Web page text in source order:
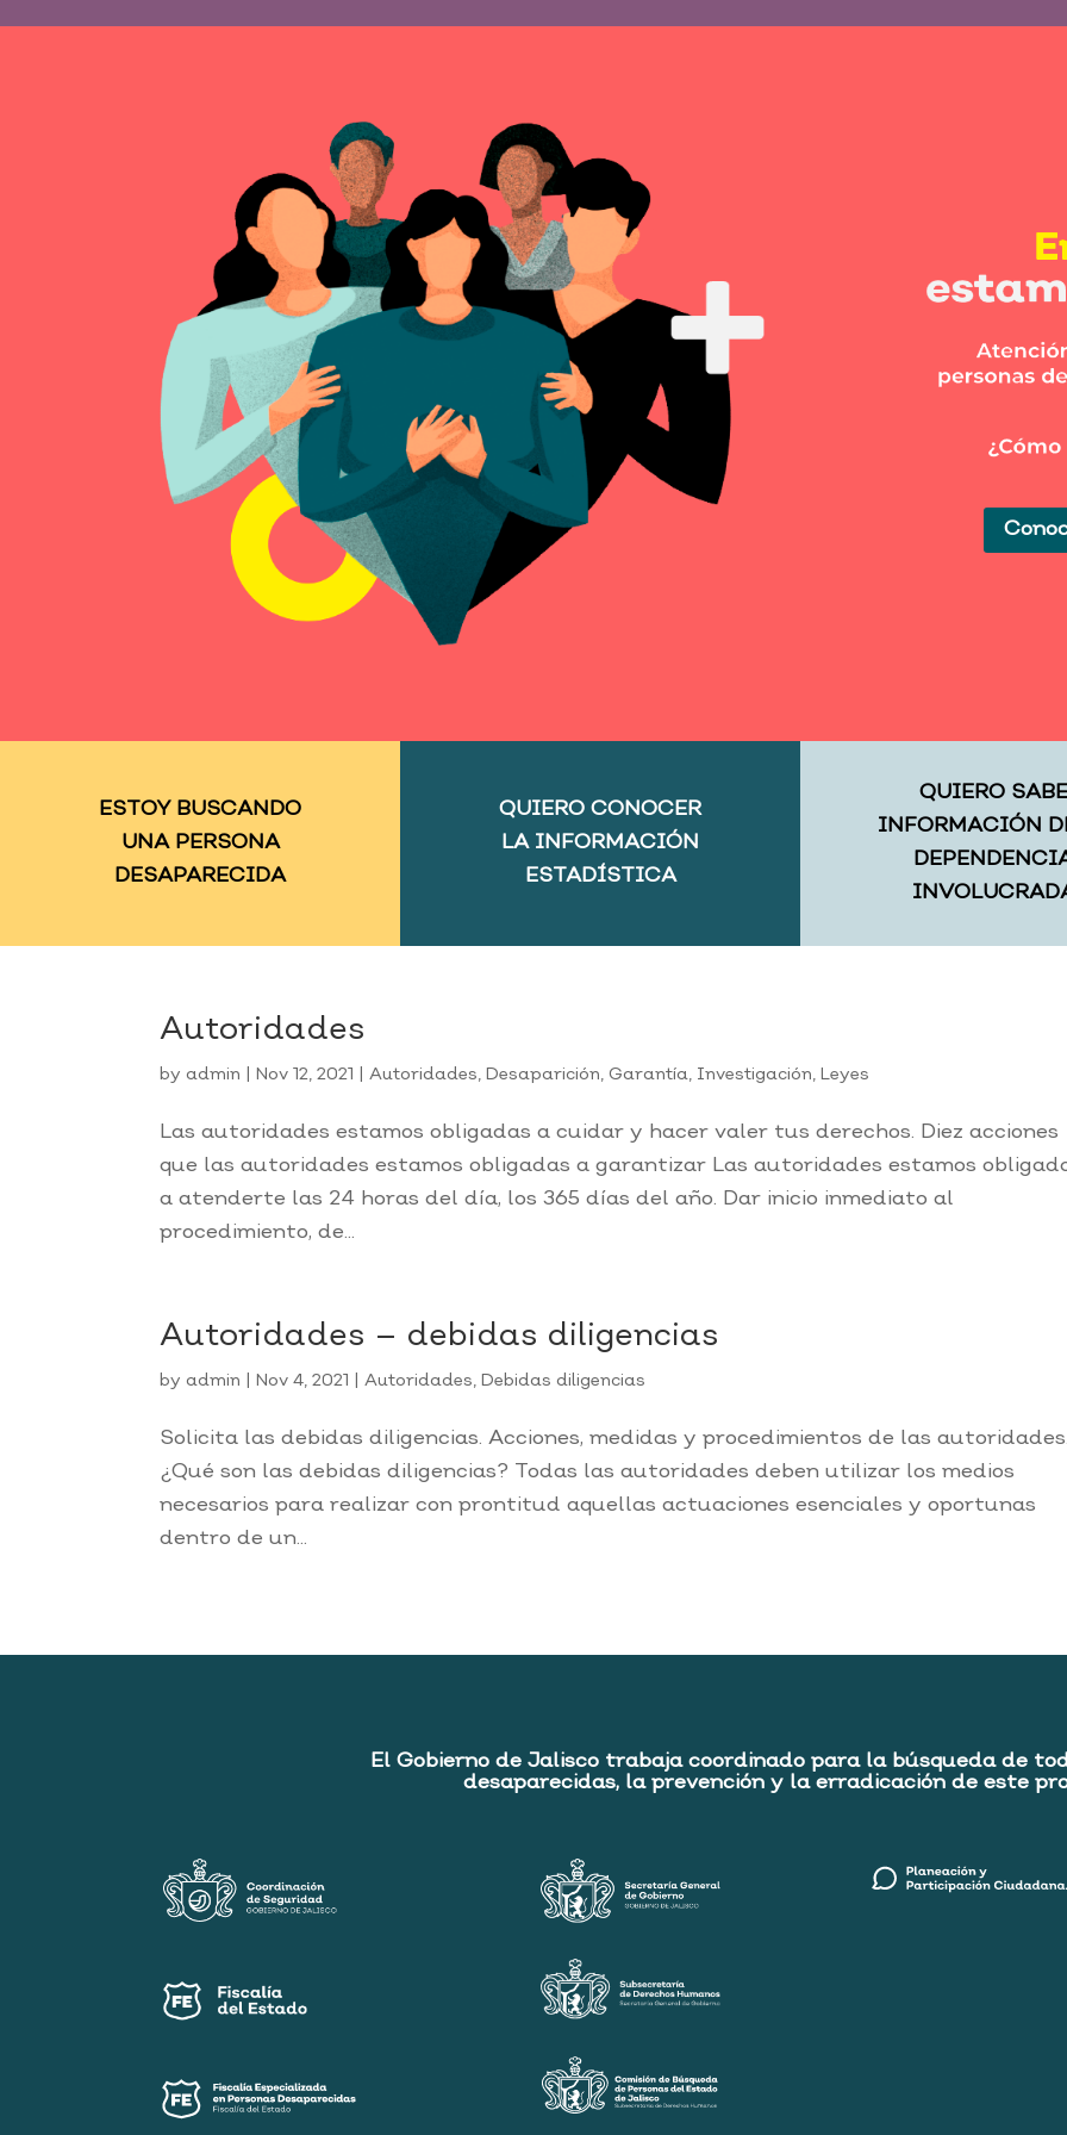
ESTOY BUSCANDO
UNA PERSONA
DESAPARECIDA
QUIERO CONOCER
LA INFORMACIÓN
ESTADÍSTICA
QUIERO
INFORMACIÓN
Autoridades
byadmin Nov 12, 2021 |Autoridades, Desaparición, Garantía, Investigación, Leyes
Las autoridades estamos obligadas a cuidar y hacer valer tus derechos. Diez acciones
que las autoridades estamos obligadas a garantizar Las autoridades estamos
a atenderte las 24 horas del día, los 365 días del año. Dar inicio inmediato al
procedimiento, de...
Autoridades – debidas diligencias
byadmin Nov 4, 2021 |Autoridades, Debidas diligencias
Solicita las debidas diligencias. Acciones, medidas y procedimientos de las
¿Qué son las debidas diligencias? Todas las autoridades deben utilizar los medios
necesarios para realizar con prontitud aquellas actuaciones esenciales y oportunas
dentro de un...
El Gobierno de Jalisco trabaja coordinado para la búsqueda de
desaparecidas, la prevención y la erradicación de este